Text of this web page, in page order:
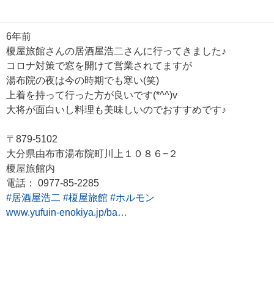
6年前
榎屋旅館さんの居酒屋浩二さんに行ってきました♪
コロナ対策で窓を開けて営業されてますが
湯布院の夜は今の時期でも寒い(笑)
上着を持って行った方が良いです(*^^)v
大将が面白いし料理も美味しいのでおすすめです♪
〒879-5102
大分県由布市湯布院町川上１０８６−２
榎屋旅館内
電話： 0977-85-2285
#居酒屋浩二 #榎屋旅館 #ホルモン
www.yufuin-enokiya.jp/ba…